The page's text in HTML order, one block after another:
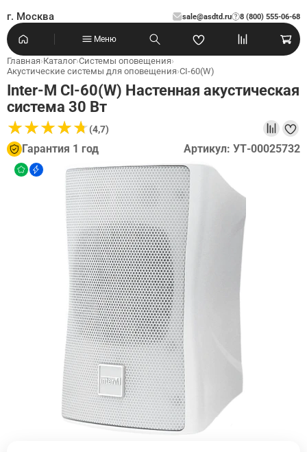
г. Москва sale@asdtd.ru 8 (800) 555-06-68
?
Меню
Главная›Каталог›Системы оповещения›
Акустические системы для оповещения›CI-60(W)
Inter-M CI-60(W) Настенная акустическая
система 30 Вт
★★★★★
★★★★★(4,7)
Гарантия 1 год Артикул: УТ-00025732